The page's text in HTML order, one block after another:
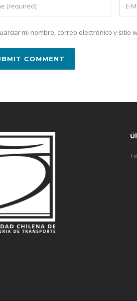
mi nombre, correo electrónico y sitio